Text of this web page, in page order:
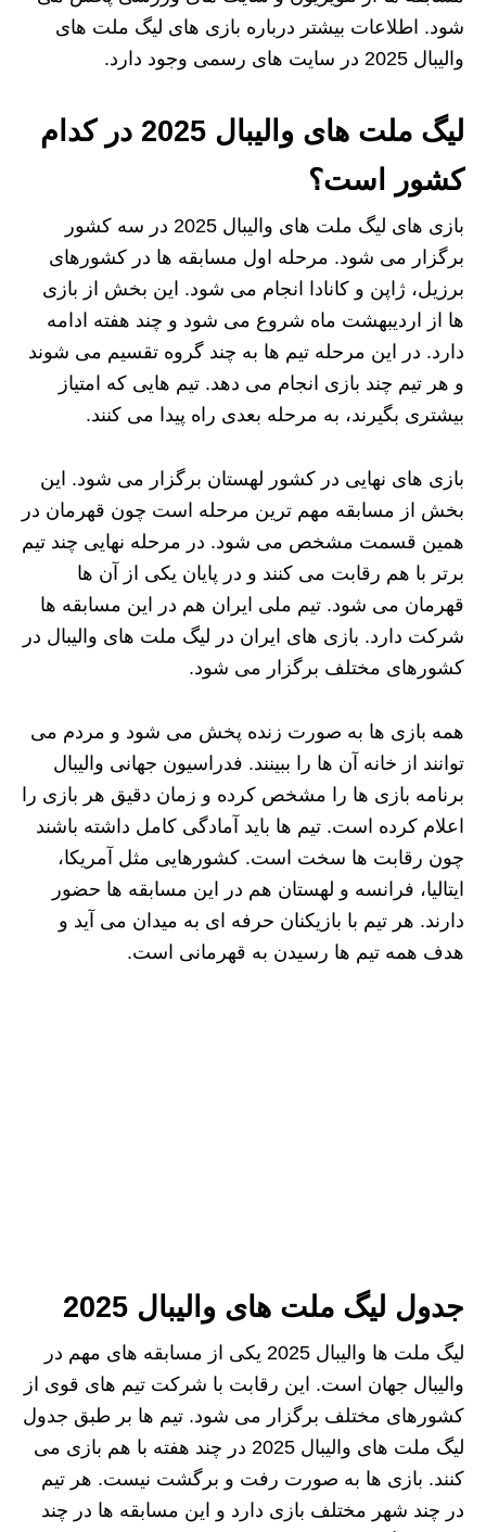
شود. اطلاعات بیشتر درباره‌ بازی‌ های لیگ ملت های
والیبال 2025 در سایت‌ های رسمی وجود دارد.
لیگ ملت های والیبال 2025 در کدام
کشور است؟
بازی های لیگ ملت های والیبال 2025 در سه کشور
برگزار می‌ شود. مرحله‌ اول مسابقه‌ ها در کشورهای
برزیل، ژاپن و کانادا انجام می‌ شود. این بخش از بازی‌
ها از اردیبهشت ماه شروع می‌ شود و چند هفته ادامه
دارد. در این مرحله تیم‌ ها به چند گروه تقسیم می‌ شوند
و هر تیم چند بازی انجام می‌ دهد. تیم‌ هایی که امتیاز
بیشتری بگیرند، به مرحله بعدی راه پیدا می‌ کنند.
بازی‌ های نهایی در کشور لهستان برگزار می‌ شود. این
بخش از مسابقه مهم‌ ترین مرحله است چون قهرمان در
همین قسمت مشخص می‌ شود. در مرحله‌ نهایی چند تیم
برتر با هم رقابت می‌ کنند و در پایان یکی از آن‌ ها
قهرمان می‌ شود. تیم ملی ایران هم در این مسابقه‌ ها
شرکت دارد. بازی های ایران در لیگ ملت های والیبال در
کشورهای مختلف برگزار می‌ شود.
همه بازی‌ ها به صورت زنده پخش می‌ شود و مردم می‌
توانند از خانه آن‌ ها را ببینند. فدراسیون جهانی والیبال
برنامه بازی‌ ها را مشخص کرده و زمان دقیق هر بازی را
اعلام کرده است. تیم‌ ها باید آمادگی کامل داشته باشند
چون رقابت‌ ها سخت است. کشورهایی مثل آمریکا،
ایتالیا، فرانسه و لهستان هم در این مسابقه‌ ها حضور
دارند. هر تیم با بازیکنان حرفه‌ ای به میدان می‌ آید و
هدف همه تیم‌ ها رسیدن به قهرمانی است.
جدول لیگ ملت های والیبال 2025
لیگ ملت‌ ها والیبال 2025 یکی از مسابقه‌ های مهم در
والیبال جهان است. این رقابت با شرکت تیم‌ های قوی از
کشورهای مختلف برگزار می‌ شود. تیم‌ ها بر طبق جدول
لیگ ملت های والیبال 2025 در چند هفته با هم بازی می‌
کنند. بازی‌ ها به صورت رفت و برگشت نیست. هر تیم
در چند شهر مختلف بازی دارد و این مسابقه‌ ها در چند